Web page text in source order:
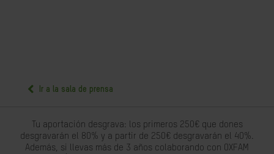
Ir a la sala de prensa
Tu aportación desgrava: los primeros 250€ que dones
desgravarán el 80% y a partir de 250€ desgravarán el 40%.
Además, si llevas más de 3 años colaborando con OXFAM